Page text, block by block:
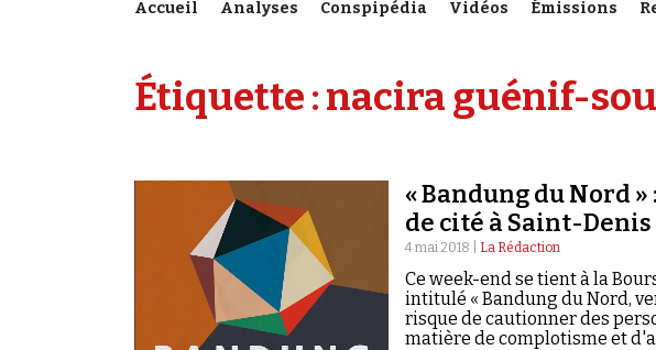
Accueil Analyses Conspipédia Vidéos Émissions
Étiquette :nacira guénif-
« Bandung du Nord
de cité à Saint-Denis
4 mai 2018 | La Rédaction
Ce week-end se tient à la
intitulé « Bandung du Nord,
risque de cautionner des
matière de complotisme et